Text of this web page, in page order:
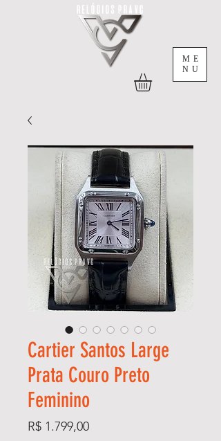
ME
NU
Cartier Santos Large
Prata Couro Preto
Feminino
R$ 1.799,00Preço